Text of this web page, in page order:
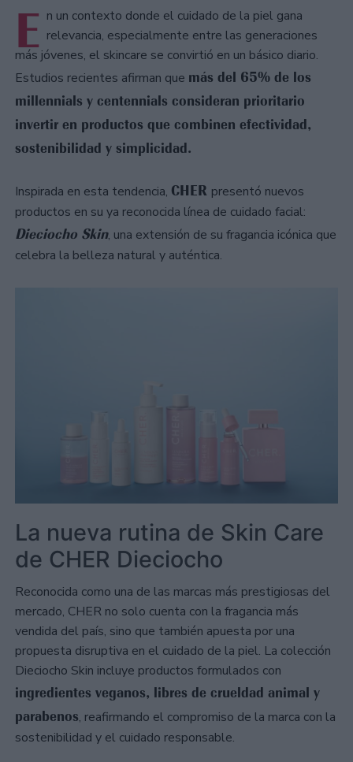
E n un contexto donde el cuidado de la piel gana
relevancia, especialmente entre las generaciones
más jóvenes, el skincare se convirtió en un básico diario.
Estudios recientes afirman que más del 65% de los
millennials y centennials consideran prioritario
invertir en productos que combinen efectividad,
sostenibilidad y simplicidad.
Inspirada en esta tendencia, CHER presentó nuevos
productos en su ya reconocida línea de cuidado facial:
Dieciocho Skin, una extensión de su fragancia icónica que
celebra la belleza natural y auténtica.
La nueva rutina de Skin Care
de CHER Dieciocho
Reconocida como una de las marcas más prestigiosas del
mercado, CHER no solo cuenta con la fragancia más
vendida del país, sino que también apuesta por una
propuesta disruptiva en el cuidado de la piel. La colección
Dieciocho Skin incluye productos formulados con
ingredientes veganos, libres de crueldad animal y
parabenos, reafirmando el compromiso de la marca con la
sostenibilidad y el cuidado responsable.